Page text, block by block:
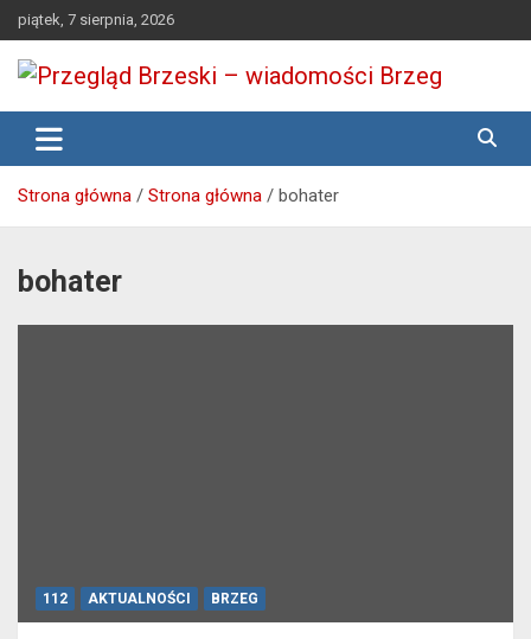
Skip
to
content
piątek, 7 sierpnia, 2026
Przegląd Brzeski – wiadomości
Brzeg
Brzeg24
Strona główna Strona główna bohater
bohater
112 AKTUALNOŚCI BRZEG